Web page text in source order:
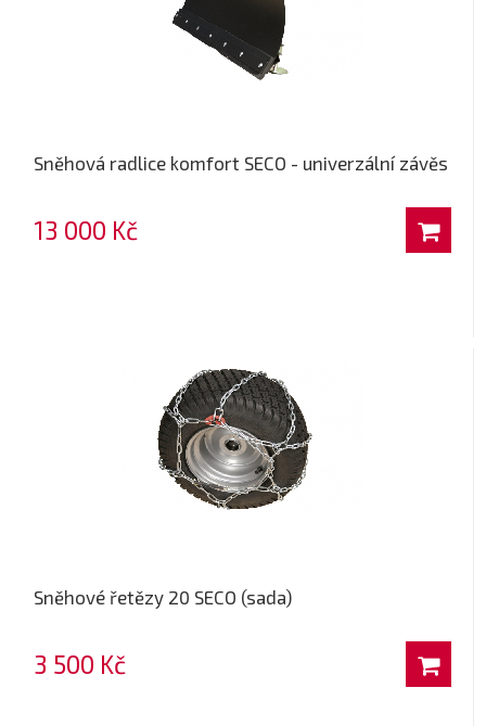
Sněhová radlice komfort SECO - univerzální závěs
13 000 Kč
Sněhové řetězy 20 SECO (sada)
3 500 Kč